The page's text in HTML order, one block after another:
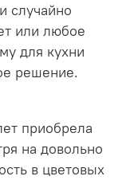
случайно
или любое
для кухни
решение.
приобрела
на довольно
в цветовых